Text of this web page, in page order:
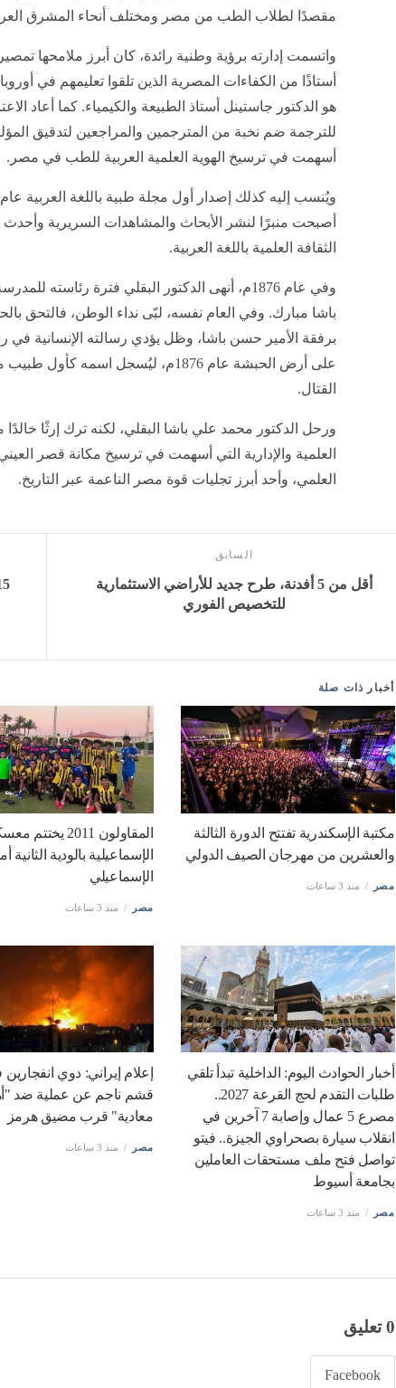
مقصدًا لطلاب الطب من مصر ومختلف أنحاء المشرق
واتسمت إدارته برؤية وطنية رائدة، كان أبرز ملامحها
أستاذًا من الكفاءات المصرية الذين تلقوا تعليمهم في
هو الدكتور جاستينل أستاذ الطبيعة والكيمياء. كما أعاد
للترجمة ضم نخبة من المترجمين والمراجعين لتدقيق
أسهمت في ترسيخ الهوية العلمية العربية للطب في مصر.
أصبحت منبرًا لنشر الأبحاث والمشاهدات السريرية
الثقافة العلمية باللغة العربية.
وفي عام 1876م، أنهى الدكتور البقلي فترة
باشا مبارك. وفي العام نفسه، لبّى نداء الوطن، فالتحق
برفقة الأمير حسن باشا، وظل يؤدي رسالته الإنسانية في
على أرض الحبشة عام 1876م، ليُسجل
القتال.
ورحل الدكتور محمد علي باشا البقلي، لكنه ترك إرثًا
العلمية والإدارية التي أسهمت في ترسيخ مكانة قصر
العلمي، وأحد أبرز تجليات قوة مصر الناعمة عبر التاريخ.
السابق
أقل من 5 أفدنة، طرح جديد للأراضي الاستثمارية
للتخصيص الفوري
أخبار ذات صلة
مكتبة الإسكندرية تفتتح الدورة الثالثة
والعشرين من مهرجان الصيف الدولي
مصر منذ 3 ساعات
‏المقاولون 2011 يختتم
الإسماعيلية بالودية الثانية
الإسماعيلي
مصر منذ 3 ساعات
أخبار الحوادث اليوم: الداخلية تبدأ تلقي
طلبات التقدم لحج القرعة 2027..
مصرع 5 عمال وإصابة 7 آخرين في
انقلاب سيارة بصحراوي الجيزة.. فيتو
تواصل فتح ملف مستحقات العاملين
بجامعة أسيوط
مصر منذ 3 ساعات
إعلام إيراني: دوي
قشم ناجم عن عملية ضد
معادية" قرب مضيق هرمز
مصر منذ 3 ساعات
0 تعليق
Facebook